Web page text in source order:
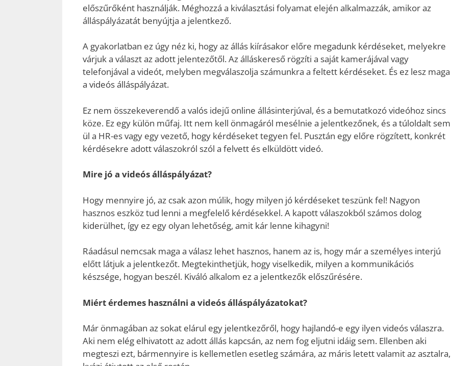
előszűrőként használják. Méghozzá a kiválasztási folyamat elején alkalmazzák, amikor az
álláspályázatát benyújtja a jelentkező.
A gyakorlatban ez úgy néz ki, hogy az állás kiírásakor előre megadunk kérdéseket, melyekre
várjuk a választ az adott jelentezőtől. Az álláskereső rögzíti a saját kamerájával vagy
telefonjával a videót, melyben megválaszolja számunkra a feltett kérdéseket. És ez lesz maga
a videós álláspályázat.
Ez nem összekeverendő a valós idejű online állásinterjúval, és a bemutatkozó videóhoz sincs
köze. Ez egy külön műfaj. Itt nem kell önmagáról mesélnie a jelentkezőnek, és a túloldalt sem
ül a HR-es vagy egy vezető, hogy kérdéseket tegyen fel. Pusztán egy előre rögzített, konkrét
kérdésekre adott válaszokról szól a felvett és elküldött videó.
Mire jó a videós álláspályázat?
Hogy mennyire jó, az csak azon múlik, hogy milyen jó kérdéseket teszünk fel! Nagyon
hasznos eszköz tud lenni a megfelelő kérdésekkel. A kapott válaszokból számos dolog
kiderülhet, így ez egy olyan lehetőség, amit kár lenne kihagyni!
Ráadásul nemcsak maga a válasz lehet hasznos, hanem az is, hogy már a személyes interjú
előtt látjuk a jelentkezőt. Megtekinthetjük, hogy viselkedik, milyen a kommunikációs
készsége, hogyan beszél. Kiváló alkalom ez a jelentkezők előszűrésére.
Miért érdemes használni a videós álláspályázatokat?
Már önmagában az sokat elárul egy jelentkezőről, hogy hajlandó-e egy ilyen videós válaszra.
Aki nem elég elhivatott az adott állás kapcsán, az nem fog eljutni idáig sem. Ellenben aki
megteszi ezt, bármennyire is kellemetlen esetleg számára, az máris letett valamit az asztalra,